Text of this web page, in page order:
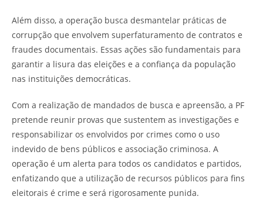
Além disso, a operação busca desmantelar práticas de
corrupção que envolvem superfaturamento de contratos e
fraudes documentais. Essas ações são fundamentais para
garantir a lisura das eleições e a confiança da população
nas instituições democráticas.
Com a realização de mandados de busca e apreensão, a PF
pretende reunir provas que sustentem as investigações e
responsabilizar os envolvidos por crimes como o uso
indevido de bens públicos e associação criminosa. A
operação é um alerta para todos os candidatos e partidos,
enfatizando que a utilização de recursos públicos para fins
eleitorais é crime e será rigorosamente punida.